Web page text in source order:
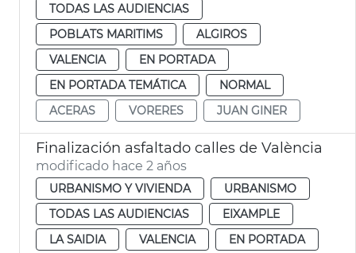
TODAS LAS AUDIENCIAS
POBLATS MARITIMS
ALGIROS
VALENCIA
EN PORTADA
EN PORTADA TEMÁTICA
NORMAL
ACERAS
VORERES JUAN GINER
Finalización asfaltado calles de València
modificado hace 2 años
URBANISMO Y VIVIENDA
URBANISMO
TODAS LAS AUDIENCIAS
EIXAMPLE
LA SAIDIA
VALENCIA
EN PORTADA